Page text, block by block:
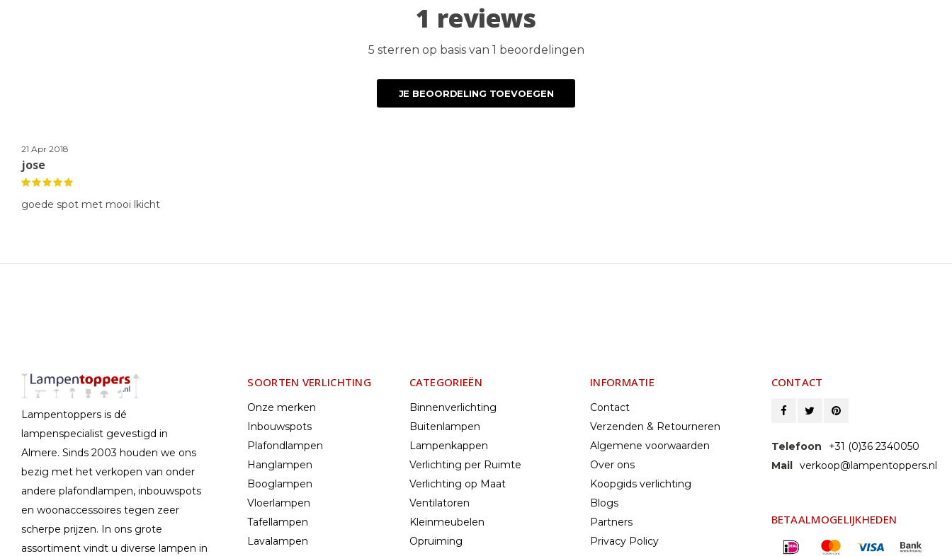
1 reviews
5 sterren op basis van 1 beoordelingen
JE BEOORDELING TOEVOEGEN
21 Apr 2018
jose
goede spot met mooi lkicht
Lampentoppers is dé
lampenspecialist gevestigd in
Almere. Sinds 2003 houden we ons
bezig met het verkopen van onder
andere plafondlampen, inbouwspots
en woonaccessoires tegen zeer
scherpe prijzen. In ons grote
assortiment vindt u diverse lampen in
SOORTEN VERLICHTING
Onze merken
Inbouwspots
Plafondlampen
Hanglampen
Booglampen
Vloerlampen
Tafellampen
Lavalampen
CATEGORIEËN
Binnenverlichting
Buitenlampen
Lampenkappen
Verlichting per Ruimte
Verlichting op Maat
Ventilatoren
Kleinmeubelen
Opruiming
INFORMATIE
Contact
Verzenden & Retourneren
Algemene voorwaarden
Over ons
Koopgids verlichting
Blogs
Partners
Privacy Policy
CONTACT
Telefoon
+31 (0)36 2340050
Mail verkoop@lampentoppers.nl
BETAALMOGELIJKHEDEN